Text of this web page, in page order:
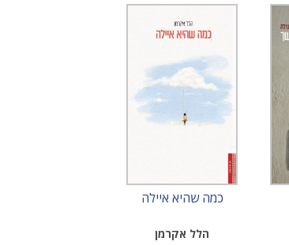
כמה שהיא איילה
הלל אקרמן